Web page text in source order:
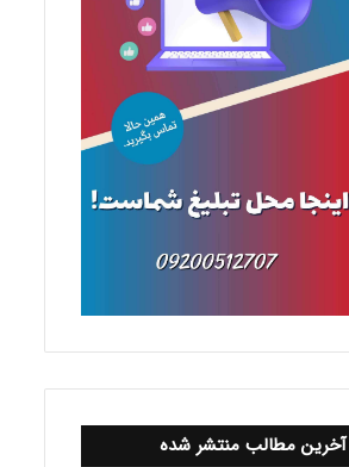
آخرین مطالب منتشر شده